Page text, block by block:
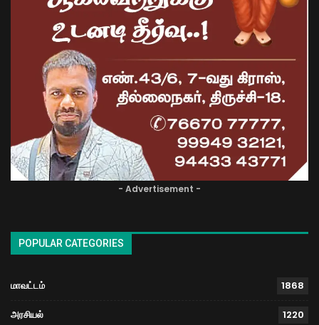
- Advertisement -
POPULAR CATEGORIES
மாவட்டம் 1868
அரசியல் 1220